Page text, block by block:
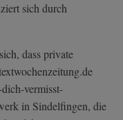
sich durch
dass private
vermisst-
in Sindelfingen, die